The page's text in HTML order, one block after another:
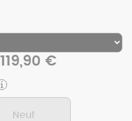
119,90 €
Neuf